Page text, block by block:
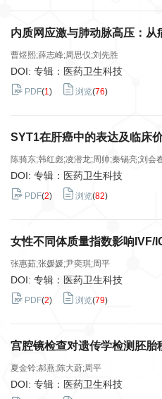
内质网应激与肺动脉高压：
曹煜熙;薛志峰;周思仪;刘先胜
DOI: 专辑：医药卫生科技
PDF(1) 浏览(76)
SYT1在肝癌中的表达及临床
陈骑东;韩红彪;凌潜龙;周帅;秦锡亮;刘会
DOI: 专辑：医药卫生科技
PDF(2) 浏览(82)
女性不同体质量指数影响IVF/
张惠茹;张媛媛;尹奕琪;周平
DOI: 专辑：医药卫生科技
PDF(2) 浏览(79)
宫腔镜检查对遗传学检测胚胎
夏金铃;郝燕;陈大蔚;周平
DOI: 专辑：医药卫生科技